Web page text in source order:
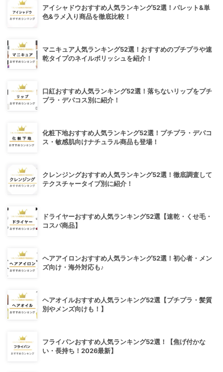
アイシャドウおすすめ人気ランキング52選！パレット&単
色&ラメ入り商品を徹底比較！
マニキュア人気ランキング52選！おすすめのプチプラや速
乾タイプのネイルポリッシュを紹介！
口紅おすすめ人気ランキング52選！落ちないリップをプチ
プラ・デパコス別に紹介！
化粧下地おすすめ人気ランキング52選！プチプラ・デパコ
ス・敏感肌向けナチュラル商品も登場！
クレンジングおすすめ人気ランキング52選！徹底調査して
テクスチャータイプ別に紹介！
ドライヤーおすすめ人気ランキング52選【速乾・くせ毛・
コスパ商品】
ヘアアイロンおすすめ人気ランキング52選！初心者・メン
ズ向け・海外対応も♪
ヘアオイルおすすめ人気ランキング52選【プチプラ・髪質
別やメンズ向けも！】
フライパンおすすめ人気ランキング52選！【焦げ付かな
い・長持ち！2026最新】